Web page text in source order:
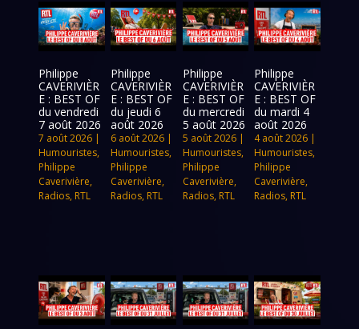
Philippe
CAVERIVIÈR
E : BEST OF
du vendredi
7 août 2026
7 août 2026 |
Humouristes,
Philippe
Caverivière,
Radios, RTL
Philippe
CAVERIVIÈR
E : BEST OF
du jeudi 6
août 2026
6 août 2026|
Humouristes,
Philippe
Caverivière,
Radios, RTL
Philippe
CAVERIVIÈR
E : BEST OF
du mercredi
5 août 2026
5 août 2026|
Humouristes,
Philippe
Caverivière,
Radios, RTL
Philippe
CAVERIVIÈR
E : BEST OF
du mardi 4
août 2026
4 août 2026 |
Humouristes,
Philippe
Caverivière,
Radios, RTL